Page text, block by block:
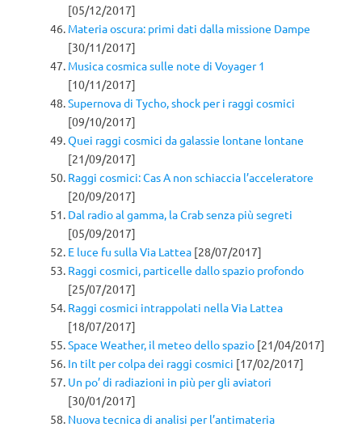
[05/12/2017]
Materia oscura: primi dati dalla missione Dampe
[30/11/2017]
Musica cosmica sulle note di Voyager 1
[10/11/2017]
Supernova di Tycho, shock per i raggi cosmici
[09/10/2017]
Quei raggi cosmici da galassie lontane lontane
[21/09/2017]
Raggi cosmici: Cas A non schiaccia l’acceleratore
[20/09/2017]
Dal radio al gamma, la Crab senza più segreti
[05/09/2017]
E luce fu sulla Via Lattea [28/07/2017]
Raggi cosmici, particelle dallo spazio profondo
[25/07/2017]
Raggi cosmici intrappolati nella Via Lattea
[18/07/2017]
Space Weather, il meteo dello spazio [21/04/2017]
In tilt per colpa dei raggi cosmici [17/02/2017]
Un po’ di radiazioni in più per gli aviatori
[30/01/2017]
Nuova tecnica di analisi per l’antimateria